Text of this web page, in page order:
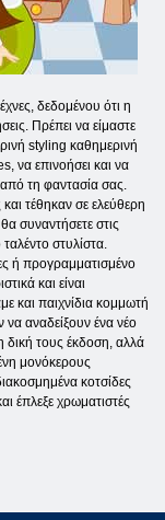
δεδομένου ότι η
Πρέπει να είμαστε
styling καθημερινή
να επινοήσει και να
από τη φαντασία σας.
τέθηκαν σε ελεύθερη
συναντήσετε στις
στυλίστα.
ή προγραμματισμένο
και είναι
και παιχνίδια κομμωτή
να αναδείξουν ένα νέο
δική τους έκδοση, αλλά
μονόκερους
κοτσίδες
έπλεξε χρωματιστές